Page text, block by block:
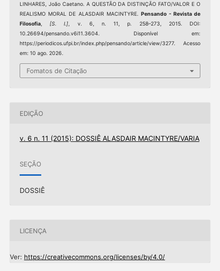
LINHARES, João Caetano. A QUESTÃO DA DISTINÇÃO FATO/VALOR E O
REALISMO MORAL DE ALASDAIR MACINTYRE.Pensando - Revista de
Filosofia,[S. l.], v. 6, n. 11, p. 258–273, 2015. DOI:
10.26694/pensando.v6i11.3604. Disponível em:
https://periodicos.ufpi.br/index.php/pensando/article/view/3277. Acesso
em: 10 ago. 2026.
Fomatos de Citação
EDIÇÃO
v. 6 n. 11 (2015): DOSSIÊ ALASDAIR MACINTYRE/VARIA
SEÇÃO
DOSSIÊ
LICENÇA
Ver: https://creativecommons.org/licenses/by/4.0/